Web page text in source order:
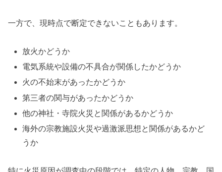
一方で、現時点で断定できないこともあります。
放火かどうか
電気系統や設備の不具合が関係したかどうか
火の不始末があったかどうか
第三者の関与があったかどうか
他の神社・寺院火災と関係があるかどうか
海外の宗教施設火災や過激派思想と関係があるかど
うか